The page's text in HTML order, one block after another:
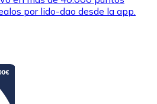
por lido-dao desde la app.